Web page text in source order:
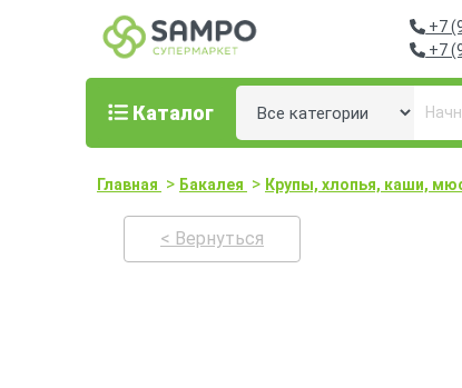
+7
+7
Каталог
Главная > Бакалея > Крупы, хлопья, каши,
< Вернуться